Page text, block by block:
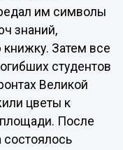
им символы
знаний,
книжку. Затем все
студентов
Великой
цветы к
площади. После
состоялось